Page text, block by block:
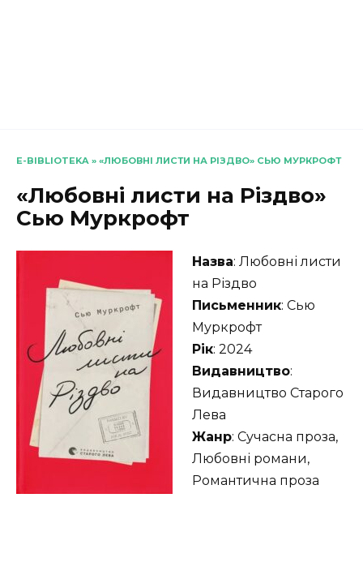
E-BIBLIOTEKA » «ЛЮБОВНІ ЛИСТИ НА РІЗДВО» СЬЮ МУРКРОФТ
«Любовні листи на Різдво»
Сью Муркрофт
Назва: Любовні листи
на Різдво
Письменник: Сью
Муркрофт
Рік: 2024
Видавництво:
Видавництво Старого
Лева
Жанр: Сучасна проза,
Любовні романи,
Романтична проза